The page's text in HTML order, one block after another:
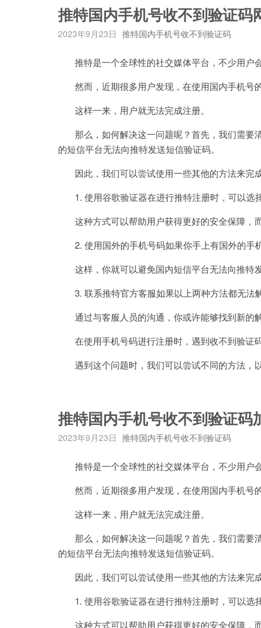
推特国内手机号收不到验证码
2023年9月23日 推特国内手机号收不到验证码
推特是一个全球性的社交媒体平台，不少用户会
然而，近期很多用户发现，在使用国内手机号的
这样一来，用户就无法完成注册。
那么，如何解决这一问题呢？首先，我们需要
的短信平台无法向推特发送短信验证码。
因此，我们可以尝试使用一些其他的方法来完成
1. 使用谷歌验证器在进行推特注册时，可以选
这种方式可以帮助用户获得更好的安全保障，而
2. 使用国外的手机号码如果你手上有国外的手
这样，你就可以避免国内短信平台无法向推特发
3. 联系推特官方客服如果以上两种方法都无法
通过与客服人员的沟通，你或许能够找到新的解
在使用手机号码进行注册时，遇到收不到验证码
遇到这个问题时，我们可以尝试不同的方法，以
推特国内手机号收不到验证码
2023年9月23日 推特国内手机号收不到验证码
推特是一个全球性的社交媒体平台，不少用户会
然而，近期很多用户发现，在使用国内手机号的
这样一来，用户就无法完成注册。
那么，如何解决这一问题呢？首先，我们需要
的短信平台无法向推特发送短信验证码。
因此，我们可以尝试使用一些其他的方法来完成
1. 使用谷歌验证器在进行推特注册时，可以选
这种方式可以帮助用户获得更好的安全保障，而